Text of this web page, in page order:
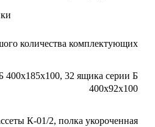
количества комплектующих
400х185х100, 32 ящика серии Б
400х92х100
К-01/2, полка укороченная